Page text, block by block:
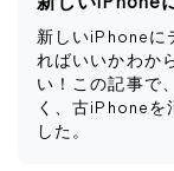
新しいiPhoneに
ればいいかわか
い！この記事で
く、古iPhoneを
した。